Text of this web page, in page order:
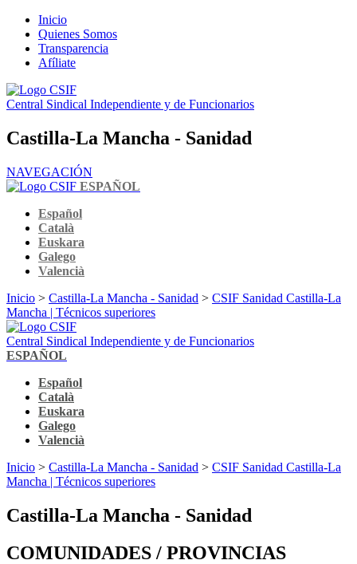
Inicio
Quienes Somos
Transparencia
Afíliate
Central Sindical Independiente y de Funcionarios
Castilla-La Mancha - Sanidad
NAVEGACIÓN
ESPAÑOL
Español
Català
Euskara
Galego
Valencià
Inicio > Castilla-La Mancha - Sanidad > CSIF Sanidad Castilla-La
Mancha | Técnicos superiores
Central Sindical Independiente y de Funcionarios
ESPAÑOL
Español
Català
Euskara
Galego
Valencià
Inicio > Castilla-La Mancha - Sanidad > CSIF Sanidad Castilla-La
Mancha | Técnicos superiores
Castilla-La Mancha - Sanidad
COMUNIDADES / PROVINCIAS